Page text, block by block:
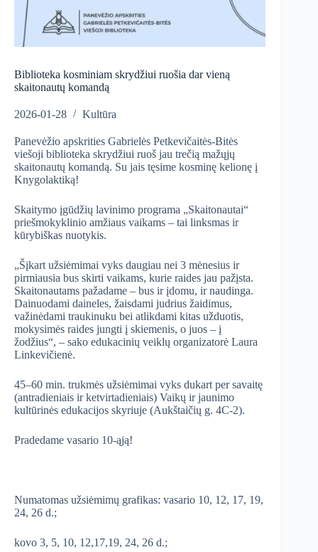
Biblioteka kosminiam skrydžiui ruošia dar vieną
skaitonautų komandą
2026-01-28 Kultūra
Panevėžio apskrities Gabrielės Petkevičaitės-Bitės
viešoji biblioteka skrydžiui ruoš jau trečią mažųjų
skaitonautų komandą. Su jais tęsime kosminę kelionę į
Knygolaktiką!
Skaitymo įgūdžių lavinimo programa „Skaitonautai“
priešmokyklinio amžiaus vaikams – tai linksmas ir
kūrybiškas nuotykis.
„Šįkart užsiėmimai vyks daugiau nei 3 mėnesius ir
pirmiausia bus skirti vaikams, kurie raides jau pažįsta.
Skaitonautams pažadame – bus ir įdomu, ir naudinga.
Dainuodami daineles, žaisdami judrius žaidimus,
važinėdami traukinuku bei atlikdami kitas užduotis,
mokysimės raides jungti į skiemenis, o juos – į
žodžius“, – sako edukacinių veiklų organizatorė Laura
Linkevičienė.
45–60 min. trukmės užsiėmimai vyks dukart per savaitę
(antradieniais ir ketvirtadieniais) Vaikų ir jaunimo
kultūrinės edukacijos skyriuje (Aukštaičių g. 4C-2).
Pradedame vasario 10-ąją!
Numatomas užsiėmimų grafikas: vasario 10, 12, 17, 19,
24, 26 d.;
kovo 3, 5, 10, 12,17,19, 24, 26 d.;